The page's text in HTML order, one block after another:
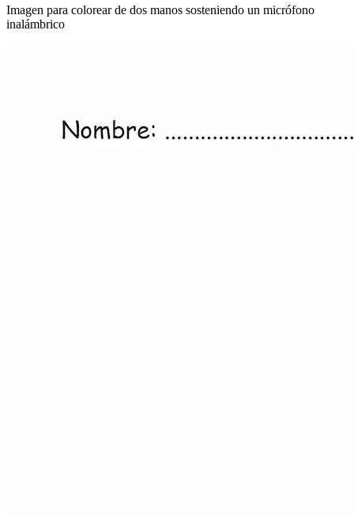
Imagen para colorear de dos manos sosteniendo un micrófono
inalámbrico